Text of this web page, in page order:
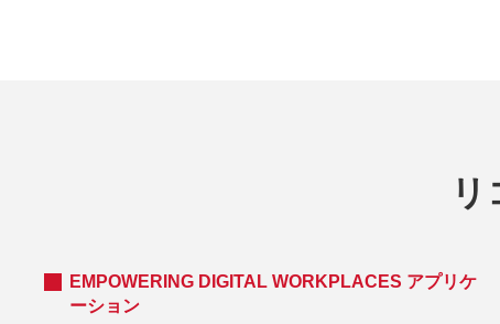
EMPOWERING DIGITAL WORKPLACES アプリケ
ーション